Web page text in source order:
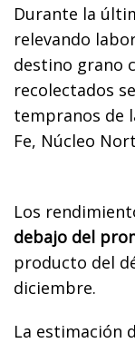
Durante la
relevando
destino grano
recolectados
tempranos de
Fe, Núcleo
Los
debajo del
producto del
diciembre.
La estimación